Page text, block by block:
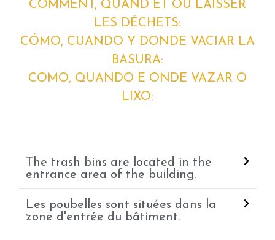
COMMENT, QUAND ET OÚ LAISSER
LES DÉCHETS:
CÓMO, CUANDO Y DONDE VACIAR LA
BASURA:
COMO, QUANDO E ONDE VAZAR O
LIXO:
The trash bins are located in the
entrance area of the building.
Les poubelles sont situées dans la
zone d'entrée du bâtiment.